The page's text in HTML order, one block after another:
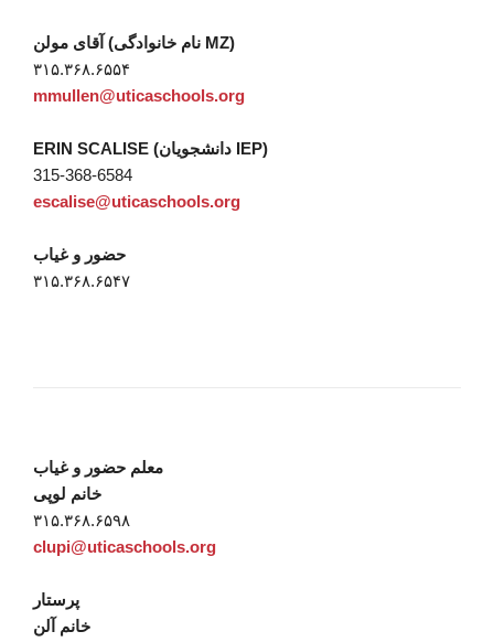
آقای مولن (نام خانوادگی MZ)
۳۱۵.۳۶۸.۶۵۵۴
mmullen@uticaschools.org
ERIN SCALISE (دانشجویان IEP)
315-368-6584
escalise@uticaschools.org
حضور و غیاب
۳۱۵.۳۶۸.۶۵۴۷
معلم حضور و غیاب
خانم لوپی
۳۱۵.۳۶۸.۶۵۹۸
clupi@uticaschools.org
پرستار
خانم آلن